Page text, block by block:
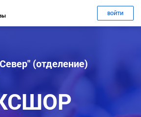
ВОЙТИ
(отделение)